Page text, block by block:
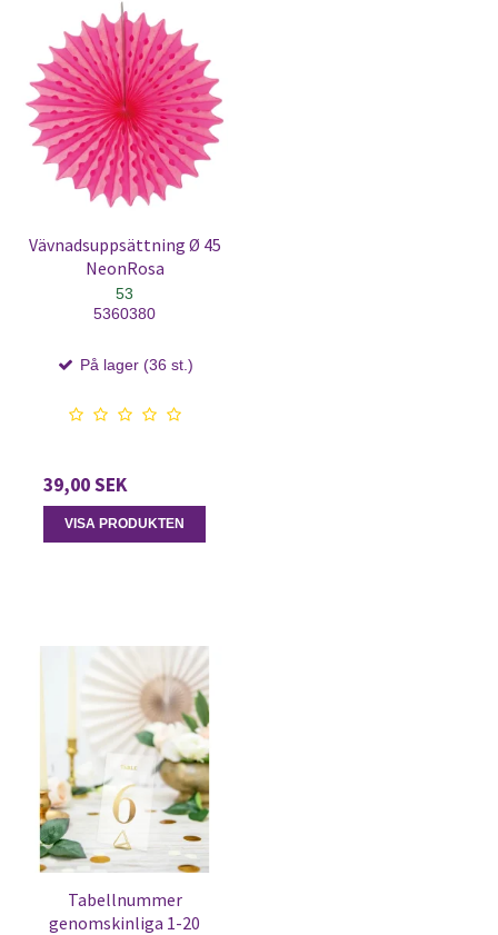
Vävnadsuppsättning Ø 45
NeonRosa
53
5360380
På lager (36 st.)
39,00 SEK
VISA PRODUKTEN
Tabellnummer
genomskinliga 1-20